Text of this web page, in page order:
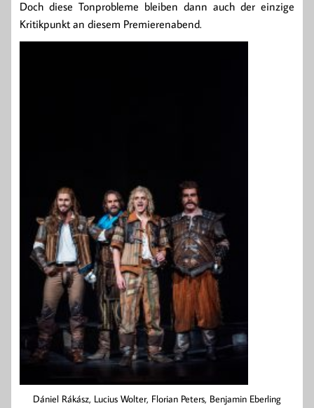
Doch diese Tonprobleme bleiben dann auch der einzige
Kritikpunkt an diesem Premierenabend.
Dániel Rákász, Lucius Wolter, Florian Peters, Benjamin Eberling